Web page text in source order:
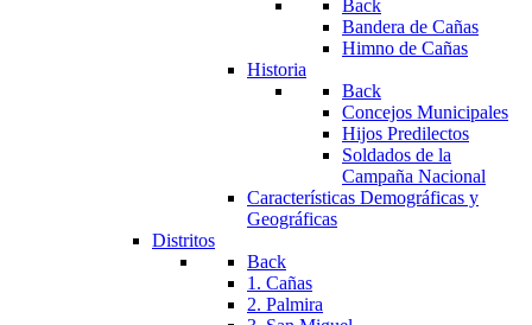
Back
Bandera de Cañas
Himno de Cañas
Historia
Back
Concejos Municipales
Hijos Predilectos
Soldados de la
Campaña Nacional
Características Demográficas y
Geográficas
Distritos
Back
1. Cañas
2. Palmira